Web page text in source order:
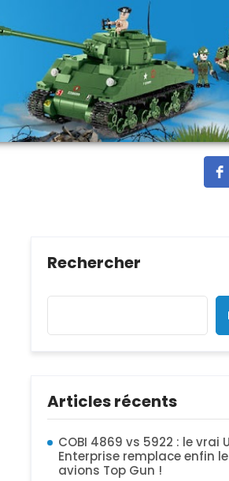
Rechercher
Articles récents
COBI 4869 vs 5922 : le vrai
Enterprise remplace enfin
avions Top Gun !